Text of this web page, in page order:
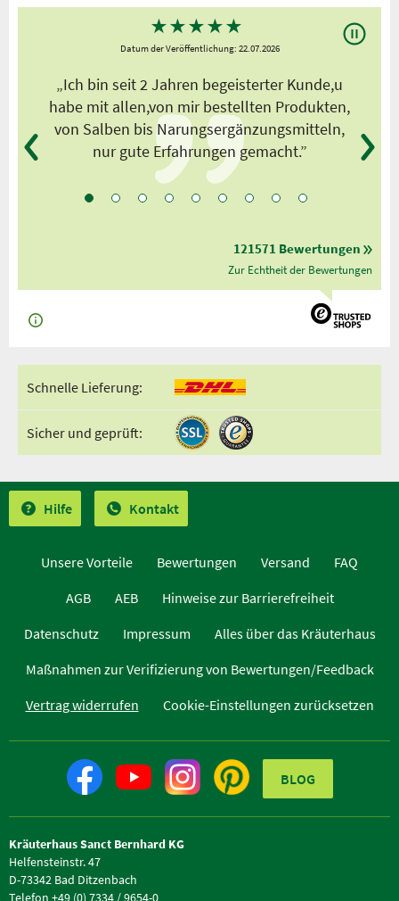
★★★★★
Datum der Veröffentlichung: 22.07.2026
„Ich bin seit 2 Jahren begeisterter Kunde,u
habe mit allen,von mir bestellten Produkten,
von Salben bis Narungsergänzungsmitteln,
nur gute Erfahrungen gemacht.”
121571 Bewertungen
Zur Echtheit der Bewertungen
Schnelle Lieferung:
Sicher und geprüft:
Hilfe Kontakt
Unsere Vorteile Bewertungen Versand
FAQ
AGB
AEB
Hinweise zur Barrierefreiheit
Datenschutz
Impressum
Alles über das Kräuterhaus
Maßnahmen zur Verifizierung von Bewertungen/Feedback
Vertrag widerrufen
Cookie-Einstellungen zurücksetzen
BLOG
Kräuterhaus Sanct Bernhard KG
Helfensteinstr. 47
D-73342 Bad Ditzenbach
Telefon +49 (0) 7334 / 9654-0